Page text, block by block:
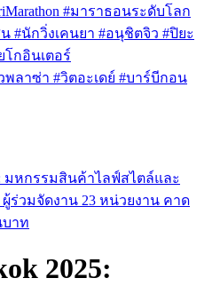
#มาราธอนระดับโลก
น #นักวิ่งเคนยา #อนุชิตจิว #ปิยะ
กอินเตอร์
พลาซ่า #วิตอะเดย์ #บาร์บีกอน
มหกรรมสินค้าไลฟ์สไตล์และ
ร่วมจัดงาน 23 หน่วยงาน คาด
บาท
2025: